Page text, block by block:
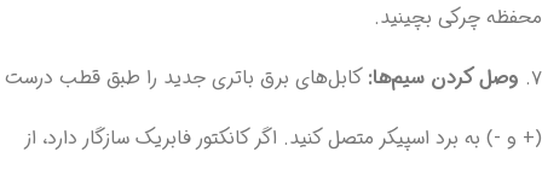
محفظه چرکی بچینید.
۷. وصل کردن سیم‌ها: کابل‌های برق باتری جدید را طبق قطب درست
(+ و -) به برد اسپیکر متصل کنید. اگر کانکتور فابریک سازگار دارد، از